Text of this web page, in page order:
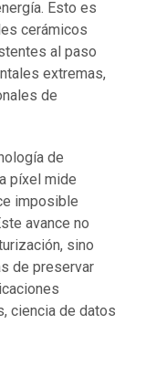
Esto es
cerámicos
al paso
extremas,
de
de
píxel mide
imposible
avance no
sino
de preservar
ciencia de datos